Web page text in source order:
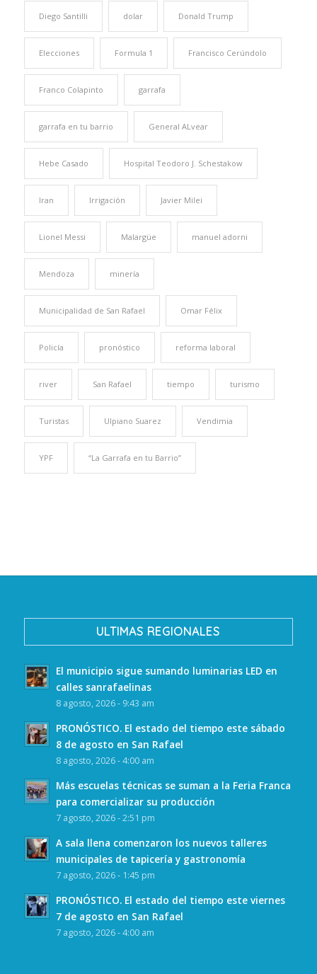
Diego Santilli dolar Donald Trump
Elecciones Formula 1 Francisco Cerúndolo
Franco Colapinto garrafa
garrafa en tu barrio General ALvear
Hebe Casado Hospital Teodoro J. Schestakow
Iran Irrigación Javier Milei
Lionel Messi Malargüe manuel adorni
Mendoza minería
Municipalidad de San Rafael Omar Félix
Policía pronóstico reforma laboral
river San Rafael tiempo turismo
Turistas Ulpiano Suarez Vendimia
YPF “La Garrafa en tu Barrio”
ULTIMAS REGIONALES
El municipio sigue sumando luminarias LED en
calles sanrafaelinas
8 agosto, 2026 - 9:43 am
PRONÓSTICO. El estado del tiempo este sábado
8 de agosto en San Rafael
8 agosto, 2026 - 4:00 am
Más escuelas técnicas se suman a la Feria Franca
para comercializar su producción
7 agosto, 2026 - 2:51 pm
A sala llena comenzaron los nuevos talleres
municipales de tapicería y gastronomía
7 agosto, 2026 - 1:45 pm
PRONÓSTICO. El estado del tiempo este viernes
7 de agosto en San Rafael
7 agosto, 2026 - 4:00 am